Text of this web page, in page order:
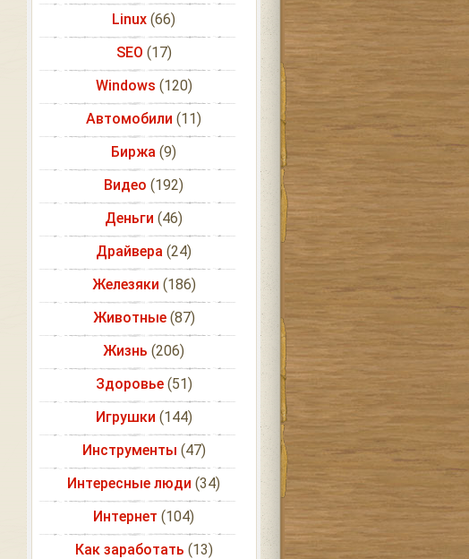
Linux (66)
SEO (17)
Windows (120)
Автомобили (11)
Биржа (9)
Видео (192)
Деньги (46)
Драйвера (24)
Железяки (186)
Животные(87)
Жизнь (206)
Здоровье(51)
Игрушки (144)
Инструменты (47)
Интересные люди (34)
Интернет (104)
Как заработать (13)